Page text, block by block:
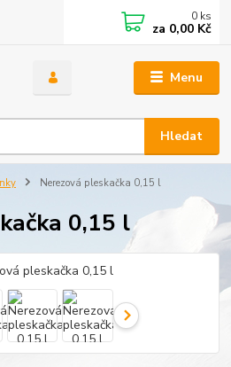
Menu
Hledat
0 ks
za 0,00 Kč
Nerezová pleskačka 0,15 l
0,15 l